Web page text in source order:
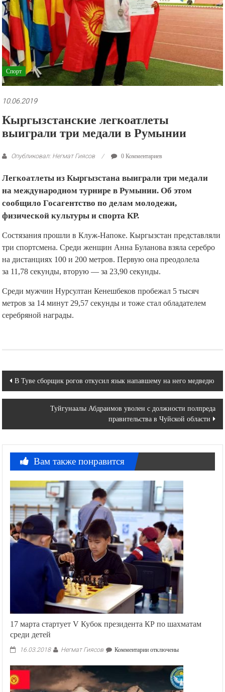
рекламные
ролики
и
презентации.
Спорт
10.06.2019
Кыргызстанские легкоатлеты
выиграли три медали в Румынии
Опубликовал: Негмат Гиясов 0 Комментариев
Легкоатлеты из Кыргызстана выиграли три медали
на международном турнире в Румынии. Об этом
сообщило Госагентство по делам молодежи,
физической культуры и спорта КР.
Состязания прошли в Клуж-Напоке. Кыргызстан представляли
три спортсмена. Среди женщин Анна Буланова взяла серебро
на дистанциях 100 и 200 метров. Первую она преодолела
за 11,78 секунды, вторую — за 23,90 секунды.
Среди мужчин Нурсултан Кенешбеков пробежал 5 тысяч
метров за 14 минут 29,57 секунды и тоже стал обладателем
серебряной награды.
Навигация
по
В Туве сборщик рогов откусил язык напавшему на него медведю
Туйгунаалы Абдраимов уволен с должности полпреда
правительства в Чуйской области
Вам также понравится
17 марта стартует V Кубок президента КР по шахматам
среди детей
16.03.2018 Негмат Гиясов Комментариик
17
отключены